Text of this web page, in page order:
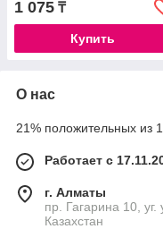
1 075 ₸
Купить
О нас
21% положительных из
Работает с
г. Алматы
пр. Гагарина 10,
Казахстан